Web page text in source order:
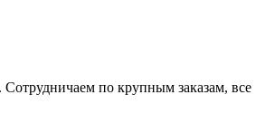
Сотрудничаем по крупным заказам, все